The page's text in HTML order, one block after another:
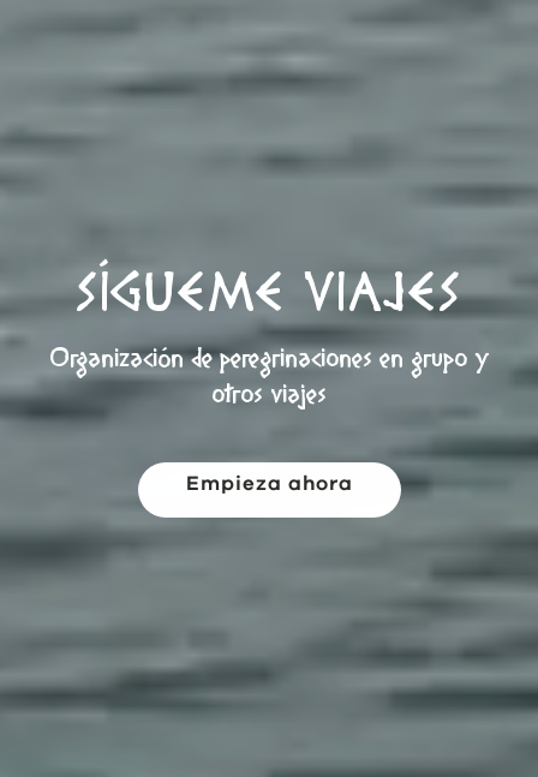
SÍGUEME VIAJES
Organización de peregrinaciones en grupo y
otros viajes
Empieza ahora